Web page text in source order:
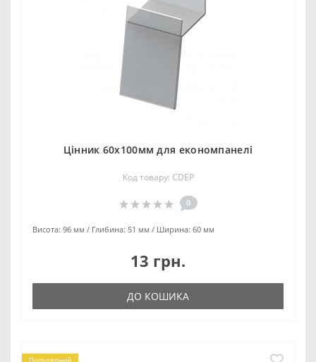
Цінник 60х100мм для економпанелі
Код товару: CDEP
0
Висота: 96 мм Глибина: 51 мм Ширина: 60 мм
13 грн.
ДО КОШИКА